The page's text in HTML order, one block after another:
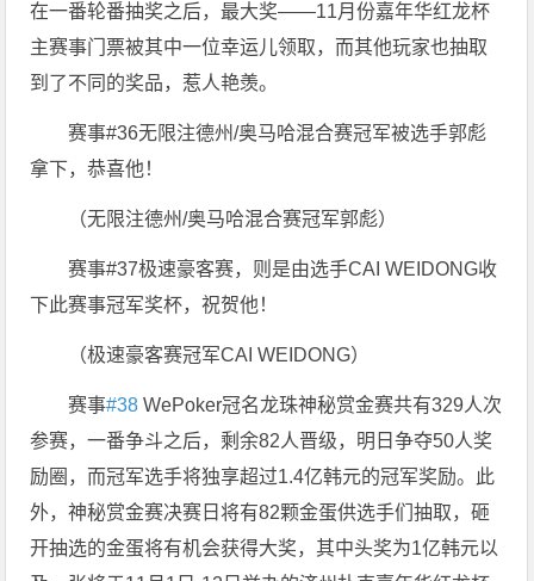
在一番轮番抽奖之后，最大奖——11月份嘉年华红龙杯
主赛事门票被其中一位幸运儿领取，而其他玩家也抽取
到了不同的奖品，惹人艳羡。
赛事#36无限注德州/奥马哈混合赛冠军被选手郭彪
拿下，恭喜他！
（无限注德州/奥马哈混合赛冠军郭彪）
赛事#37极速豪客赛，则是由选手CAI WEIDONG收
下此赛事冠军奖杯，祝贺他！
（极速豪客赛冠军CAI WEIDONG）
赛事#38 WePoker冠名龙珠神秘赏金赛共有329人次
参赛，一番争斗之后，剩余82人晋级，明日争夺50人奖
励圈，而冠军选手将独享超过1.4亿韩元的冠军奖励。此
外，神秘赏金赛决赛日将有82颗金蛋供选手们抽取，砸
开抽选的金蛋将有机会获得大奖，其中头奖为1亿韩元以